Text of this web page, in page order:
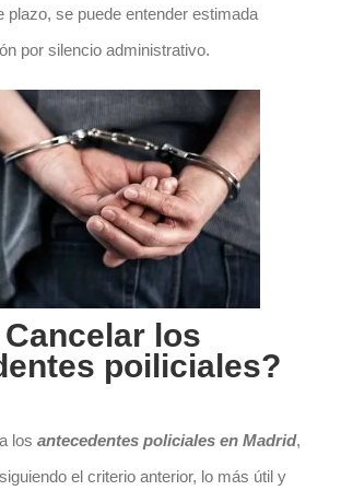
plazo, se puede entender estimada
por silencio administrativo.
los
poiliciales?
los antecedentes policiales en Madrid,
el criterio anterior, lo más útil y